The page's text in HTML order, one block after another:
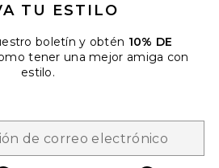
boletín enviando su correo
TU ESTILO
boletín y obtén 10% DE
tener una mejor amiga con
estilo.